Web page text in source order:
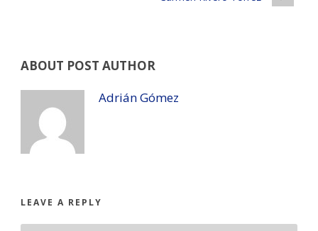
ABOUT POST AUTHOR
Adrián Gómez
LEAVE A REPLY